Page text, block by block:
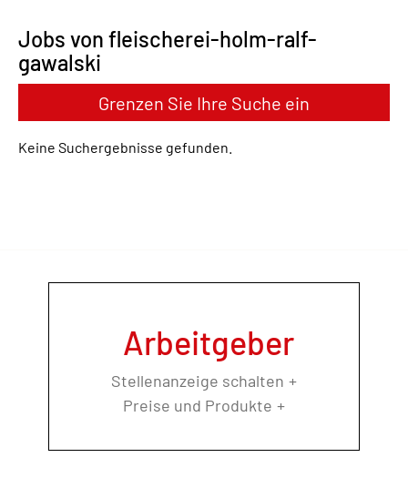
Jobs von fleischerei-holm-ralf-
gawalski
Grenzen Sie Ihre Suche ein
Keine Suchergebnisse gefunden.
Arbeitgeber
Stellenanzeige schalten
Preise und Produkte